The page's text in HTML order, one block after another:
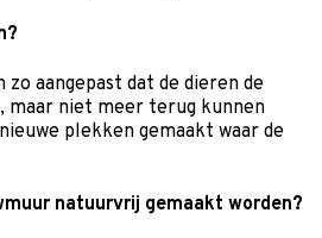
zo aangepast dat de dieren de
maar niet meer terug kunnen
plekken gemaakt waar de
natuurvrij gemaakt worden?